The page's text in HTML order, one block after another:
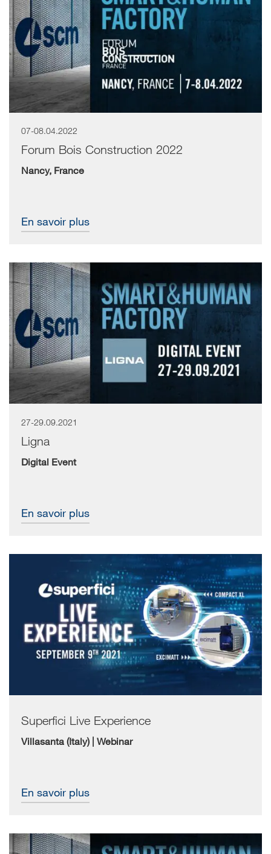
07-08.04.2022
Forum Bois Construction 2022
Nancy, France
En savoir plus
27-29.09.2021
Ligna
Digital Event
Le compte à rebours est lancé pour LIGNA.Innovation
Network, l'événement numérique organisé...
En savoir plus
Superfici Live Experience
Villasanta (Italy) | Webinar
En savoir plus